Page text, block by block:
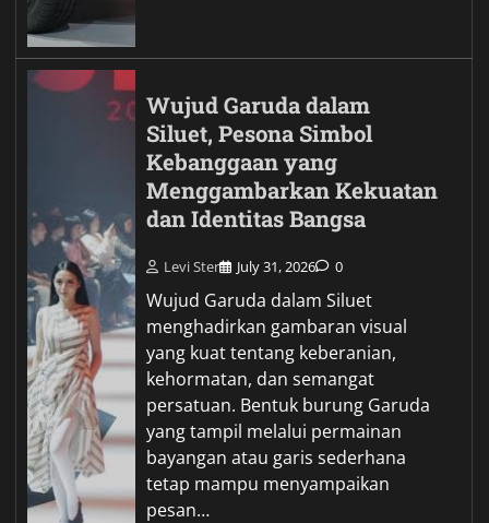
Wujud Garuda dalam
Siluet, Pesona Simbol
Kebanggaan yang
Menggambarkan Kekuatan
dan Identitas Bangsa
Levi Ster July 31, 2026 0
Wujud Garuda dalam Siluet
menghadirkan gambaran visual
yang kuat tentang keberanian,
kehormatan, dan semangat
persatuan. Bentuk burung Garuda
yang tampil melalui permainan
bayangan atau garis sederhana
tetap mampu menyampaikan
pesan…